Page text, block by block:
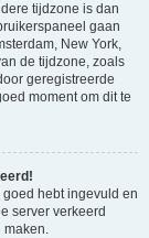
tijdzone is dan
gaan
New York,
de tijdzone, zoals
geregistreerde
moment om dit te
hebt ingevuld en
server verkeerd
maken.